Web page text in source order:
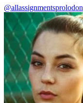
@allassignmentsprolodon